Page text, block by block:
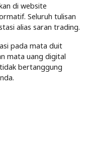
di website
Seluruh tulisan
alias saran trading.
pada mata duit
mata uang digital
bertanggung